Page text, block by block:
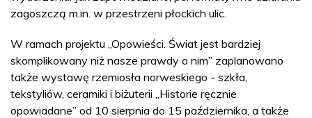
zagoszczą m.in. w przestrzeni płockich ulic.
W ramach projektu „Opowieści. Świat jest bardziej
skomplikowany niż nasze prawdy o nim” zaplanowano
także wystawę rzemiosła norweskiego - szkła,
tekstyliów, ceramiki i biżuterii „Historie ręcznie
opowiadane” od 10 sierpnia do 15 października, a także